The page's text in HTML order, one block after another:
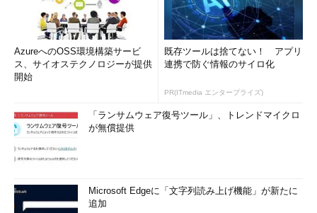
AzureへのOSS環境構築サービ
ス、サイオステクノロジーが提供
開始
既存ツールは捨てない！ アプリ
連携で防ぐ情報のサイロ化
PR(ITmedia エンタープライズ)
「ランサムウェア復号ツール」、トレンドマイクロ
が無償提供
Microsoft Edgeに「文字列読み上げ機能」が新たに
追加